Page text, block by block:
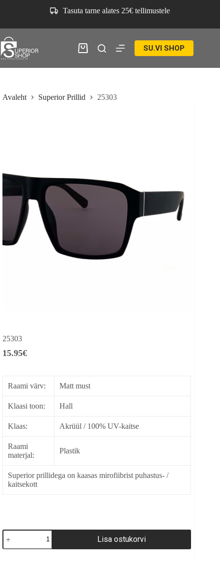
Tasuta tarne alates 25€ tellimustele
Ostukorv SU.VI SHOP
Avaleht Superior Prillid 25303
25303
15.95€
Raami värv: Matt must
Klaasi toon: Hall
Klaas: Akrüül / 100% UV-kaitse
Raami
materjal:
Plastik
Superior prillidega on kaasas mirofiibrist puhastus- /
kaitsekott
25303
kogus
Lisa ostukorvi